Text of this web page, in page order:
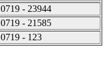
0719 - 23944
0719 - 21585
0719 - 123